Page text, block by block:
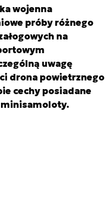
wojenna
próby różnego
na
uwagę
drona powietrznego
cechy posiadane
minisamoloty.